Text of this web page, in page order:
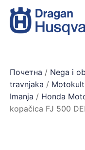
Почетна / Nega i
travnjaka /
Imanja / Honda
kopačica FJ 500